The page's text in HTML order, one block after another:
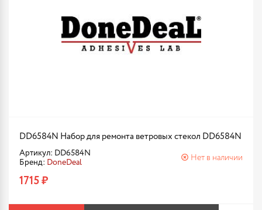
DD6584N Набор для ремонта ветровых стекол DD6584N
Артикул: DD6584N
Бренд: DoneDeal
Нет в наличии
1715 ₽